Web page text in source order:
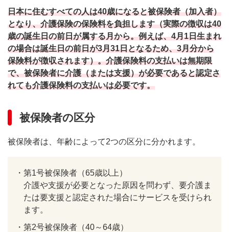
介護保険料を滞納した場合はどうなる？
滞納した場合のペナルティ
支払いが難しい場合の減免や猶予制度
公的介護保険だけでは足りない？民間の介護保険
の必要性
介護サービス利用時の自己負担額と隠れた費用
まとめ
日本に住むすべての人は40歳になると被保険者（加入者）
となり、介護保険の保険料を負担します（実際の徴収は40
歳の誕生日の前日が属する月から。例えば、4月1日生まれ
の場合は誕生日の前日が3月31日となるため、3月分から
保険料が徴収されます）。介護保険料の支払いは無期限
で、被保険者に介護（または支援）が必要であると認定さ
れても介護保険料の支払いは必要です。
被保険者の区分
被保険者は、年齢によって2つの区分に分かれます。
・ 第1号被保険者（65歳以上）
介護や支援が必要となった原因を問わず、要介護ま
たは要支援と認定された場合にサービスを受けられ
ます。
・ 第2号被保険者（40～64歳）